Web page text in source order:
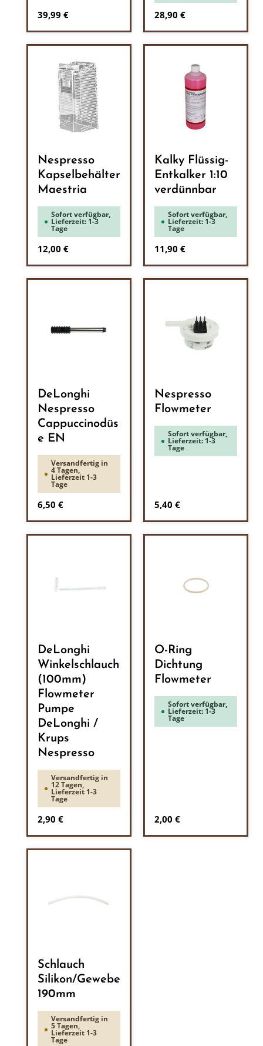
Regulärer Preis:
39,99 € Regulärer Preis:
28,90 €
Nespresso
Kapselbehälter
Maestria
Sofort verfügbar,
Lieferzeit: 1-3
Tage
Regulärer Preis:
12,00 €
Kalky Flüssig-
Entkalker 1:10
verdünnbar
Sofort verfügbar,
Lieferzeit: 1-3
Tage
Regulärer Preis:
11,90 €
DeLonghi
Nespresso
Cappuccinodüs
e EN
Versandfertig in
4 Tagen,
Lieferzeit 1-3
Tage
Regulärer Preis:
6,50 €
Nespresso
Flowmeter
Sofort verfügbar,
Lieferzeit: 1-3
Tage
Regulärer Preis:
5,40 €
DeLonghi
Winkelschlauch
(100mm)
Flowmeter
Pumpe
DeLonghi /
Krups
Nespresso
Versandfertig in
12 Tagen,
Lieferzeit 1-3
Tage
Regulärer Preis:
2,90 €
O-Ring
Dichtung
Flowmeter
Sofort verfügbar,
Lieferzeit: 1-3
Tage
Regulärer Preis:
2,00 €
Schlauch
Silikon/Gewebe
190mm
Versandfertig in
5 Tagen,
Lieferzeit 1-3
Tage